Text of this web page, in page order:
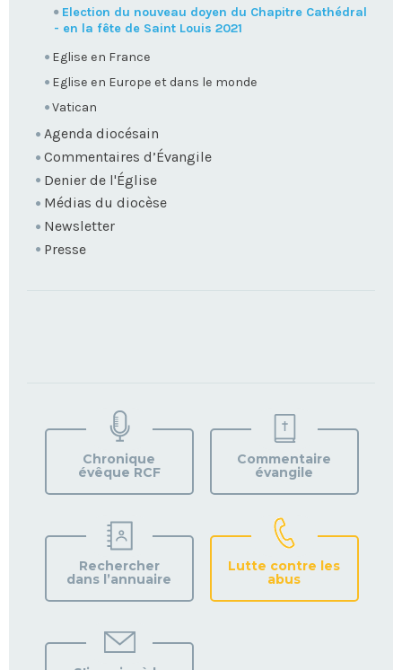
Election du nouveau doyen du Chapitre Cathédral
- en la fête de Saint Louis 2021
Eglise en France
Eglise en Europe et dans le monde
Vatican
Agenda diocésain
Commentaires d’Évangile
Denier de l'Église
Médias du diocèse
Newsletter
Presse
VOTRE
PAROISSE
Chronique
évêque RCF
Commentaire
évangile
Rechercher
dans l’annuaire
Lutte contre les
abus